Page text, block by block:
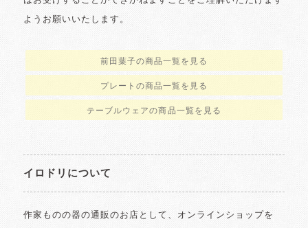
ようお願いいたします。
前田葉子の商品一覧を見る
プレートの商品一覧を見る
テーブルウェアの商品一覧を見る
イロドリについて
作家ものの器の通販のお店として、オンラインショップを